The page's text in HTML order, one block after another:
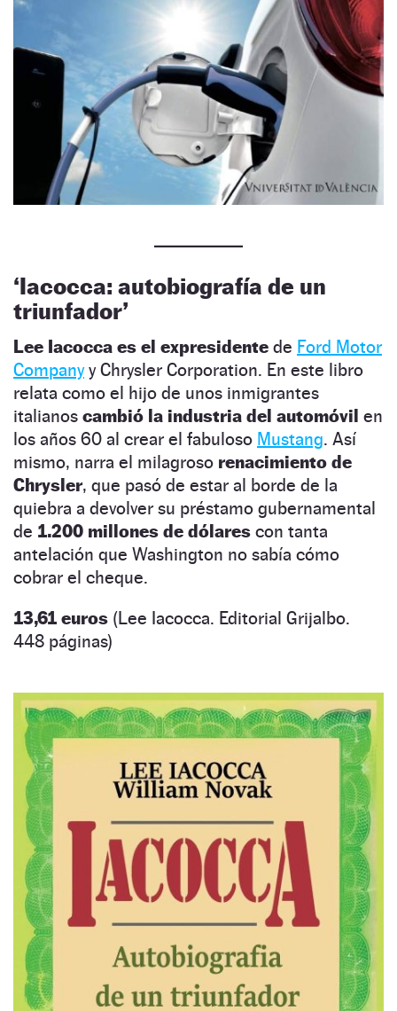
‘Iacocca: autobiografía de un
triunfador’
Lee Iacocca es el expresidente de Ford Motor
Companyy Chrysler Corporation. En este libro
relata como el hijo de unos inmigrantes
italianos cambió la industria del automóvil en
los años 60 al crear el fabuloso Mustang. Así
mismo, narra el milagroso renacimiento de
Chrysler, que pasó de estar al borde de la
quiebra a devolver su préstamo gubernamental
de 1.200 millones de dólares con tanta
antelación que Washington no sabía cómo
cobrar el cheque.
13,61 euros (Lee Iacocca. Editorial Grijalbo.
448 páginas)